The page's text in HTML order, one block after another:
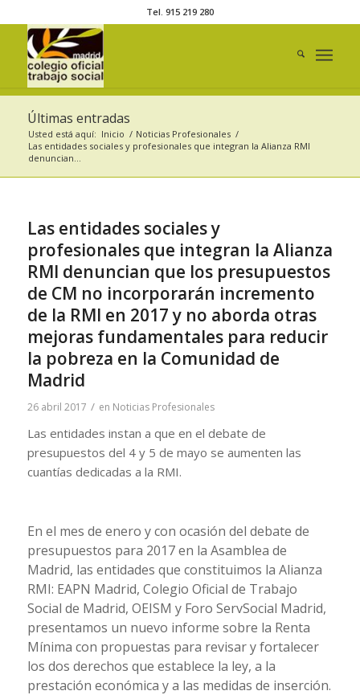
Tel. 915 219 280
Últimas entradas
Usted está aquí: Inicio / Noticias Profesionales /
Las entidades sociales y profesionales que integran la Alianza RMI
denuncian...
Las entidades sociales y
profesionales que integran la Alianza
RMI denuncian que los presupuestos
de CM no incorporarán incremento
de la RMI en 2017 y no aborda otras
mejoras fundamentales para reducir
la pobreza en la Comunidad de
Madrid
26 abril 2017 / en Noticias Profesionales
Las entidades instan a que en el debate de
presupuestos del 4 y 5 de mayo se aumenten las
cuantías dedicadas a la RMI.
En el mes de enero y con ocasión del debate de
presupuestos para 2017 en la Asamblea de
Madrid, las entidades que constituimos la Alianza
RMI: EAPN Madrid, Colegio Oficial de Trabajo
Social de Madrid, OEISM y Foro ServSocial Madrid,
presentamos un nuevo informe sobre la Renta
Mínima con propuestas para revisar y fortalecer
los dos derechos que establece la ley, a la
prestación económica y a las medidas de inserción.